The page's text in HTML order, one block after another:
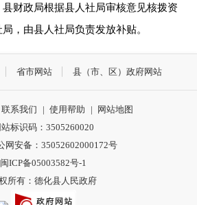
政局根据县人社局审核意见核拨资
，由县人社局负责发放补贴。
省市网站 县（市、区）政府网站
联系我们 | 使用帮助 |
网站地图
站标识码：3505260020
网安备：35052602000172号
闽ICP备05003582号-1
所有：德化县人民政府